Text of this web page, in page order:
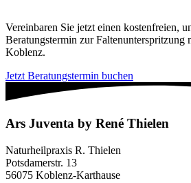
Vereinbaren Sie jetzt einen kostenfreien,
Beratungstermin zur Faltenunterspritzung
Koblenz.
Jetzt Beratungstermin buchen
Ars Juventa by René Thielen
Naturheilpraxis R. Thielen
Potsdamerstr. 13
56075 Koblenz-Karthause